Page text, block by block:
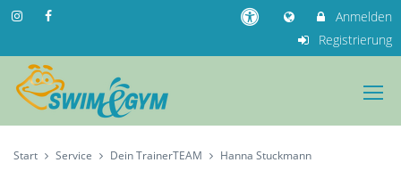
Anmelden
Registrierung
Start Service Dein TrainerTEAM Hanna Stuckmann